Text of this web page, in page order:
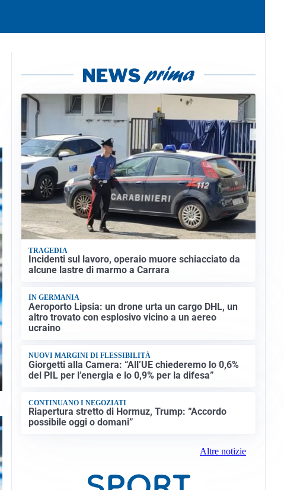
TRAGEDIA
Incidenti sul lavoro, operaio muore schiacciato da
alcune lastre di marmo a Carrara
IN GERMANIA
Aeroporto Lipsia: un drone urta un cargo DHL, un
altro trovato con esplosivo vicino a un aereo
ucraino
NUOVI MARGINI DI FLESSIBILITÀ
Giorgetti alla Camera: “All’UE chiederemo lo 0,6%
del PIL per l’energia e lo 0,9% per la difesa”
CONTINUANO I NEGOZIATI
Riapertura stretto di Hormuz, Trump: “Accordo
possibile oggi o domani”
Altre notizie